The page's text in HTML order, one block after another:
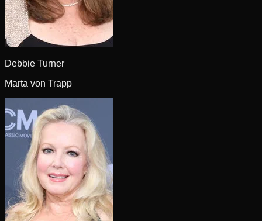
Debbie Turner
Marta von Trapp